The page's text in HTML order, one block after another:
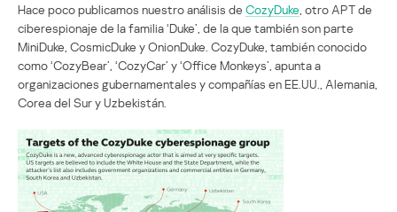
Hace poco publicamos nuestro análisis de CozyDuke , otro APT de
ciberespionaje de la familia ‘Duke’, de la que también son parte
MiniDuke, CosmicDuke y OnionDuke. CozyDuke, también conocido
como ‘CozyBear’, ‘CozyCar’ y ‘Office Monkeys’, apunta a
organizaciones gubernamentales y compañías en EE.UU., Alemania,
Corea del Sur y Uzbekistán.